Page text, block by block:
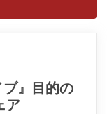
ブ』目的の
ア